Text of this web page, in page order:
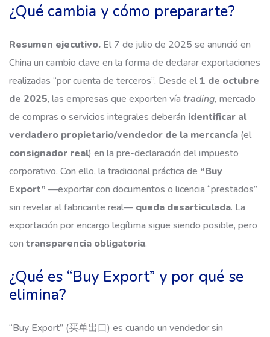
¿Qué cambia y cómo prepararte?
Resumen ejecutivo. El 7 de julio de 2025 se anunció en
China un cambio clave en la forma de declarar exportaciones
realizadas “por cuenta de terceros”. Desde el1 de octubre
de 2025, las empresas que exporten vía trading, mercado
de compras o servicios integrales deberán identificar al
verdadero propietario/vendedor de la mercancía (el
consignador real) en la pre-declaración del impuesto
corporativo. Con ello, la tradicional práctica de “Buy
Export” —exportar con documentos o licencia “prestados”
sin revelar al fabricante real— queda desarticulada. La
exportación por encargo legítima sigue siendo posible, pero
con transparencia obligatoria.
¿Qué es “Buy Export” y por qué se
elimina?
“Buy Export” (买单出口) es cuando un vendedor sin